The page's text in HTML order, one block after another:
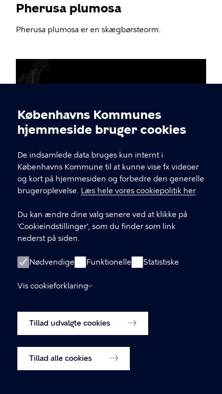
Cookieindstillinger
Københavns Kommunes
hjemmeside bruger cookies
De indsamlede data bruges kun internt i
Københavns Kommune til at kunne vise fx videoer
og kort på hjemmesiden og forbedre den generelle
brugeroplevelse. Læs hele vores cookiepolitik her
Du kan ændre dine valg senere ved at klikke på
'Cookieindstillinger', som du finder som link
nederst på siden.
Nødvendige Funktionelle Statistiske
Vis cookieforklaring
Tillad udvalgte cookies
Tillad alle cookies
Pherusa plumosa
Pherusa plumosa er en skægbørsteorm.
Pherusa plumosa Fotograf Peter Göransson
Pygospio elegans
Pygospio elegans er en havbørsteorm.